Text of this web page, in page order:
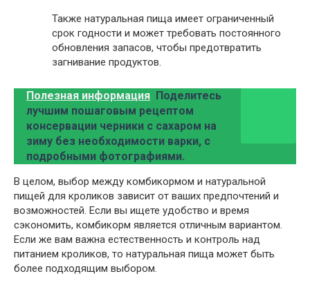
Также натуральная пища имеет ограниченный
срок годности и может требовать постоянного
обновления запасов, чтобы предотвратить
загнивание продуктов.
Полезная информация Поделитесь
лучшим пошаговым рецептом
консервации черники с сахаром на
зиму без необходимости варки, с
подробными фотографиями.
В целом, выбор между комбикормом и натуральной
пищей для кроликов зависит от ваших предпочтений и
возможностей. Если вы ищете удобство и время
сэкономить, комбикорм является отличным вариантом.
Если же вам важна естественность и контроль над
питанием кроликов, то натуральная пища может быть
более подходящим выбором.